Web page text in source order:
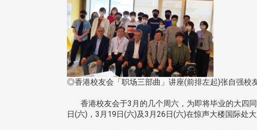
◎香港校友会「职场三部曲」讲座(前排左起)张自强
香港校友会于3月的几个周六，为即将毕业的大四同
日(六)，3月19日(六)及3月26日(六)在惊声大楼国际处大